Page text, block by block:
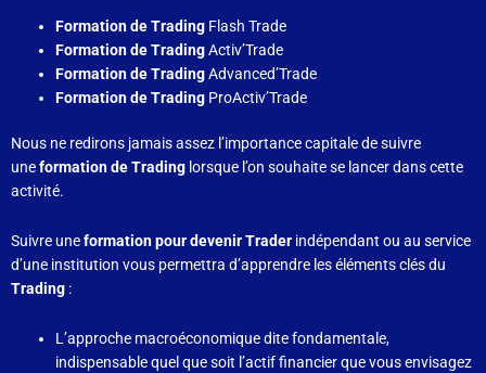
Formation de Trading Flash Trade
Formation de TradingActiv’Trade
Formation de TradingAdvanced’Trade
Formation de Trading ProActiv’Trade
Nous ne redirons jamais assez l’importance capitale de suivre
uneformation de Trading lorsque l’on souhaite se lancer dans cette
activité.
Suivre uneformation pour devenir Trader indépendant ou au service
d’une institution vous permettra d’apprendre les éléments clés du
Trading :
L’approche macroéconomique dite fondamentale,
indispensable quel que soit l’actif financier que vous envisagez